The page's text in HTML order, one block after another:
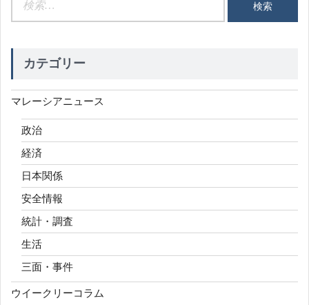
カテゴリー
マレーシアニュース
政治
経済
日本関係
安全情報
統計・調査
生活
三面・事件
ウイークリーコラム